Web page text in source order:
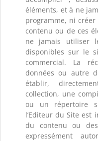
éléments, et à ne
programme, ni créer
contenu ou de ces
ne jamais utiliser
disponibles sur le
commercial. La
données ou autre
établir,
collection, une
ou un répertoire
l’Editeur du Site est
du contenu ou
expressément